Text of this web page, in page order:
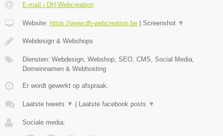
E-mail › DH Webcreation
Website: https://www.dh-webcreation.be | Screenshot ▼
Webdesign & Webshops
Diensten: Webdesign, Webshop, SEO, CMS, Social Media,
Domeinnamen & Webhosting
Er wordt gewerkt op afspraak.
Laatste tweets ▼ | Laatste facebook posts ▼
Sociale media: